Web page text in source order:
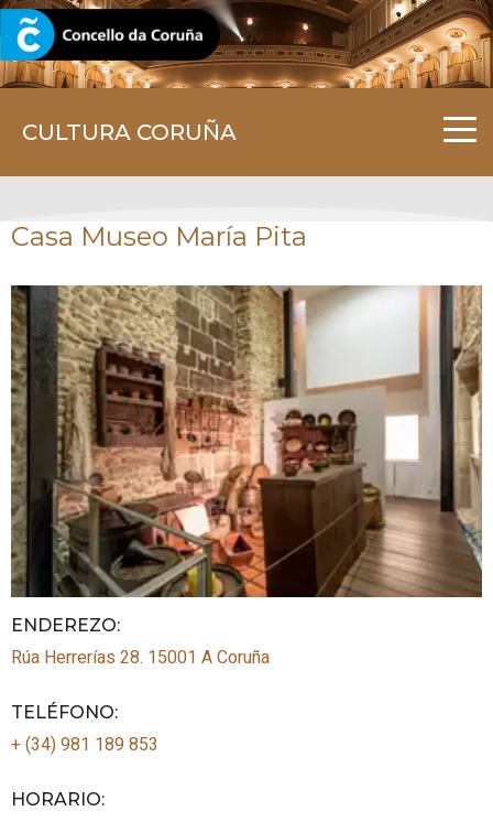
CULTURA CORUÑA
CORUNA.GAL
Casa Museo María Pita
ENDEREZO:
Rúa Herrerías 28. 15001 A Coruña
TELÉFONO:
+ (34) 981 189 853
HORARIO: